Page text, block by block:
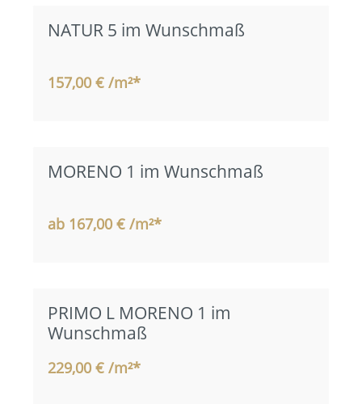
NATUR 5 im Wunschmaß
157,00 € /m²*
MORENO 1 im Wunschmaß
ab 167,00 € /m²*
PRIMO L MORENO 1 im
Wunschmaß
229,00 € /m²*